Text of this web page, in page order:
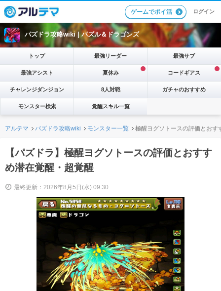
ゲームでポイ活 ログイン
パズドラ攻略wiki |パズル＆ドラゴンズ
トップ 最強リーダー 最強サブ
最強アシスト 夏休み コードギアス
チャレンジダンジョン 8人対戦 ガチャのおすすめ
モンスター検索 覚醒スキル一覧
アルテマ パズドラ攻略wiki モンスター一覧 極醒ヨグソトースの評価とおす
【パズドラ】極醒ヨグソトースの評価とおすす
め潜在覚醒・超覚醒
最終更新：2026年8月5日(水) 09:30